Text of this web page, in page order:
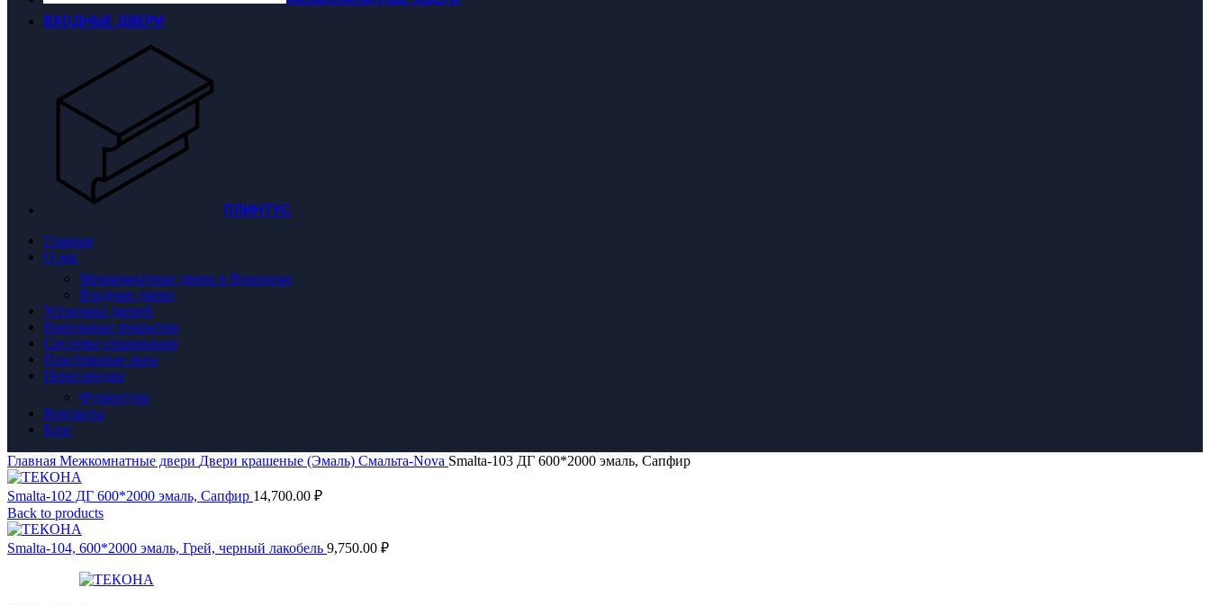
ВХОДНЫЕ ДВЕРИ
ПЛИНТУС
Главная
О нас
Межкомнатные двери в Воронеже
Входные двери
Установка дверей
Напольные покрытия
Системы открывания
Пластиковые окна
Перегородки
Фурнитура
Контакты
Блог
Главная Межкомнатные двери Двери крашеные (Эмаль) Смальта-Nova Smalta-103 ДГ 600*2000 эмаль, Сапфир
Smalta-102 ДГ 600*2000 эмаль, Сапфир 14,700.00 ₽
Back to products
Smalta-104, 600*2000 эмаль, Грей, черный лакобель 9,750.00 ₽